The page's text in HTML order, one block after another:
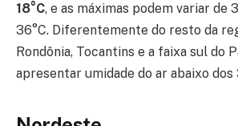
18°C, e as máximas podem variar de
36°C. Diferentemente do resto da
Rondônia, Tocantins e a faixa sul do
apresentar umidade do ar abaixo dos